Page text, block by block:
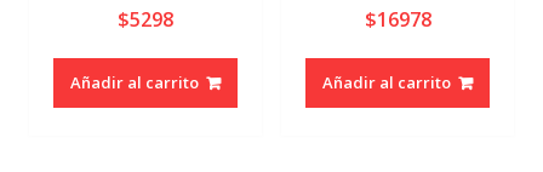
$5298
Añadir al carrito
$16978
Añadir al carrito